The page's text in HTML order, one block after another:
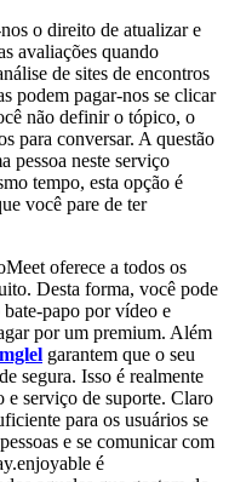
o direito de atualizar e
avaliações quando
de sites de encontros
podem pagar-nos se clicar
não definir o tópico, o
para conversar. A questão
pessoa neste serviço
tempo, esta opção é
você pare de ter
oferece a todos os
Desta forma, você pode
papo por vídeo e
por um premium. Além
garantem que o seu
segura. Isso é realmente
e serviço de suporte. Claro
para os usuários se
e se comunicar com
é